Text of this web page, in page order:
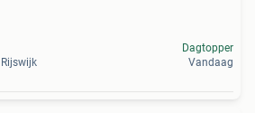
Rijswijk
Dagtopper
Vandaag